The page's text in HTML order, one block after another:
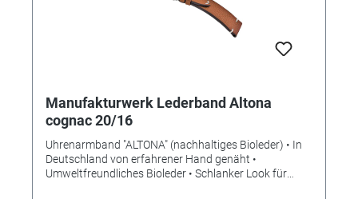
Manufakturwerk Lederband Altona
cognac 20/16
Uhrenarmband "ALTONA" (nachhaltiges Bioleder) • In
Deutschland von erfahrener Hand genäht •
Umweltfreundliches Bioleder • Schlanker Look für